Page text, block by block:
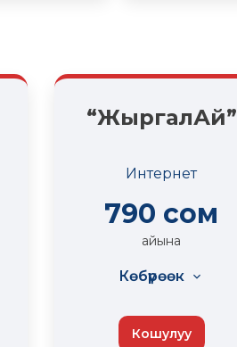
“ЖыргалАй”
Интернет
790 сом
айына
Көбүрөөк
Тышкы ылдамдыгы
50 Мбит/с чейин
Кошулуу